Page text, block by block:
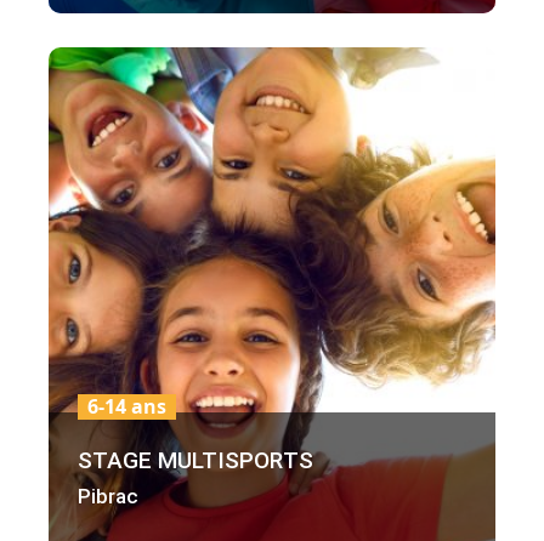
STAGE MULTISPORTS
Pibrac
6-14 ans